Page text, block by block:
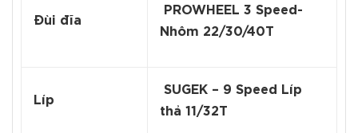
Đùi đĩa
PROWHEEL 3 Speed-
Nhôm 22/30/40T
Líp
SUGEK – 9 Speed Líp
thả 11/32T